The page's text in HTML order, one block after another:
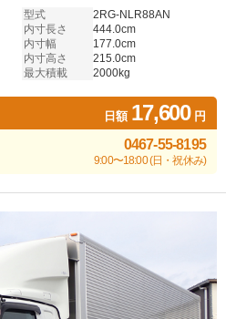
型式
2RG-NLR88AN
内寸長さ
444.0cm
内寸幅
177.0cm
内寸高さ
215.0cm
最大積載
2000kg
日額 17,600円
0467-55-8195
9:00〜18:00 (日・祝休み)